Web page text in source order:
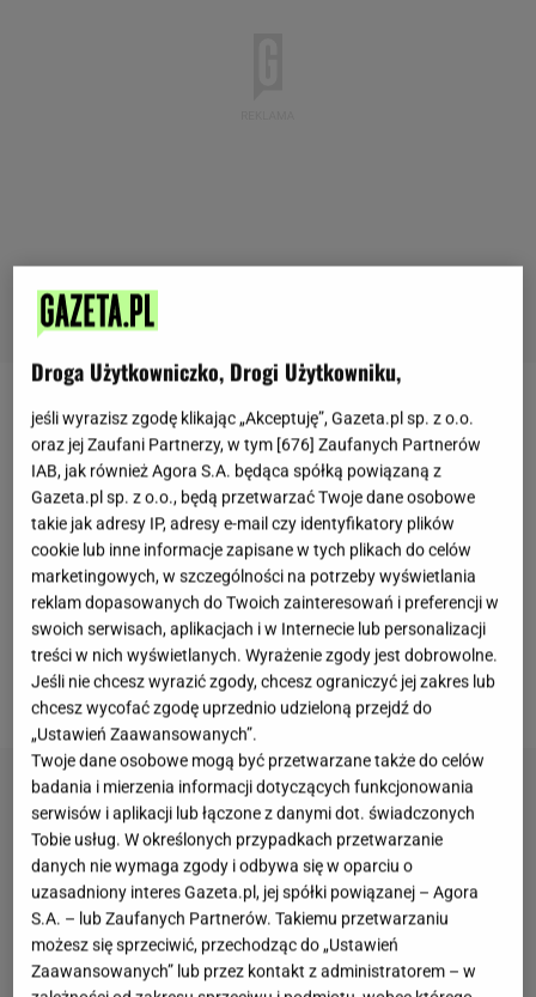
Zobacz wideo
Anna Lewandowskaco jakiś czas porusza temat
cellulituna swoim blogu. Tym razem trenerka
postanowiła przyznać się do tego, że zdarzało jej się
samej testować domowe sposoby na
pomarańczową skórkę, ale o niektórych z nich
pragnie szybko zapomnieć. Na Instagramie
opublikowała post, w którym pisze:
Droga Użytkowniczko, Drogi Użytkowniku,
jeśli wyrazisz zgodę klikając „Akceptuję”, Gazeta.pl sp. z o.o.
oraz jej Zaufani Partnerzy, w tym [676] Zaufanych Partnerów
IAB, jak również Agora S.A. będąca spółką powiązaną z
Gazeta.pl sp. z o.o., będą przetwarzać Twoje dane osobowe
takie jak adresy IP, adresy e-mail czy identyfikatory plików
cookie lub inne informacje zapisane w tych plikach do celów
marketingowych, w szczególności na potrzeby wyświetlania
reklam dopasowanych do Twoich zainteresowań i preferencji w
swoich serwisach, aplikacjach i w Internecie lub personalizacji
treści w nich wyświetlanych. Wyrażenie zgody jest dobrowolne.
Jeśli nie chcesz wyrazić zgody, chcesz ograniczyć jej zakres lub
chcesz wycofać zgodę uprzednio udzieloną przejdź do
„Ustawień Zaawansowanych”.
Twoje dane osobowe mogą być przetwarzane także do celów
badania i mierzenia informacji dotyczących funkcjonowania
serwisów i aplikacji lub łączone z danymi dot. świadczonych
Tobie usług. W określonych przypadkach przetwarzanie
danych nie wymaga zgody i odbywa się w oparciu o
uzasadniony interes Gazeta.pl, jej spółki powiązanej – Agora
S.A. – lub Zaufanych Partnerów. Takiemu przetwarzaniu
możesz się sprzeciwić, przechodząc do „Ustawień
Zaawansowanych” lub przez kontakt z administratorem – w